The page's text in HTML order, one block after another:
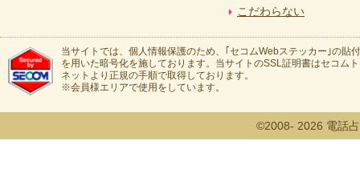
こだわらない
当サイトでは、個人情報保護のため、｢セコムWebステッカー｣の貼
を用いた暗号化を施しております。当サイトのSSL証明書はセコム
ネットより正規の手順で取得しております。
※会員様エリアで使用をしています。
©2008- 2026 電話